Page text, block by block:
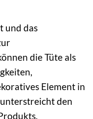
und das
die Tüte als
Element in
den